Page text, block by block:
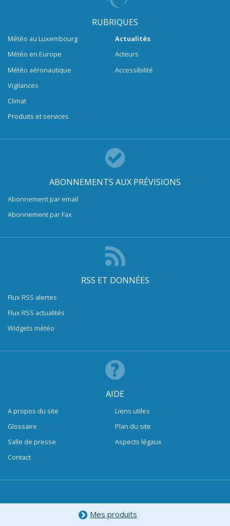
RUBRIQUES
Météo au Luxembourg
Météo en Europe
Météo aéronautique
Vigilances
Climat
Produits et services
Actualités
Acteurs
Accessibilité
ABONNEMENTS AUX PRÉVISIONS
Abonnement par email
Abonnement par Fax
RSS ET DONNÉES
Flux RSS alertes
Flux RSS actualités
Widgets météo
AIDE
A propos du site
Glossaire
Salle de presse
Contact
Liens utiles
Plan du site
Aspects légaux
Mes produits